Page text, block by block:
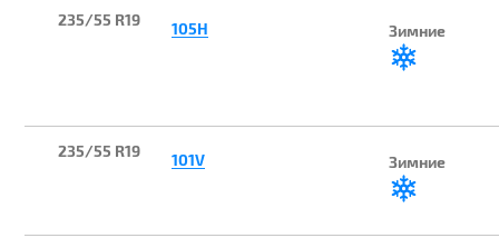
235/55 R19 105H Зимние
235/55 R19 101V Зимние